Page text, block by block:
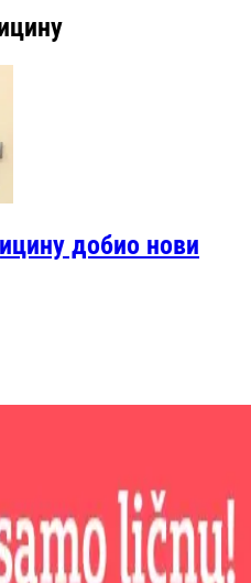
добио нови